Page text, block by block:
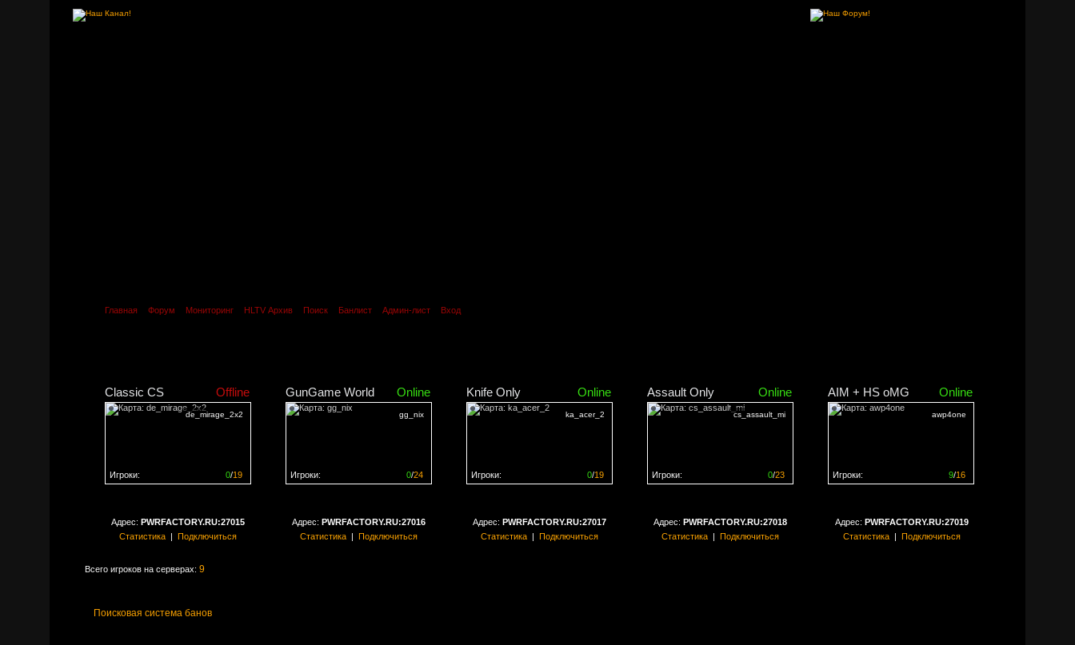
Главная Форум Мониторинг HLTV Архив Поиск Банлист Админ-лист Вход
Classic CS Offline
de_mirage_2x2
0/19
Игроки:
GunGame World Online
gg_nix
0/24
Игроки:
Knife Only Online
ka_acer_2
0/19
Игроки:
Assault Only Online
cs_assault_mi
0/23
Игроки:
AIM + HS oMG Online
awp4one
9/16
Игроки:
Адрес: PWRFACTORY.RU:27015
Статистика| Подключиться
Адрес: PWRFACTORY.RU:27016
Статистика| Подключиться
Адрес: PWRFACTORY.RU:27017
Статистика| Подключиться
Адрес: PWRFACTORY.RU:27018
Статистика| Подключиться
Адрес: PWRFACTORY.RU:27019
Статистика| Подключиться
Всего игроков на серверах: 9
Поисковая система банов